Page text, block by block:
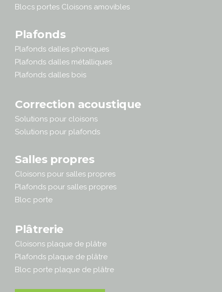
Blocs portes Cloisons amovibles
Plafonds
Plafonds dalles phoniques
Plafonds dalles métalliques
Plafonds dalles bois
Correction acoustique
Solutions pour cloisons
Solutions pour plafonds
Salles propres
Cloisons pour salles propres
Plafonds pour salles propres
Bloc porte
Plâtrerie
Cloisons plaque de plâtre
Plafonds plaque de plâtre
Bloc porte plaque de plâtre